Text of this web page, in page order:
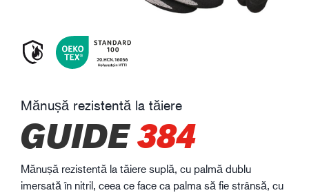
Mănușă rezistentă la tăiere
GUIDE384
Mănușă rezistentă la tăiere suplă, cu palmă dublu
imersată în nitril, ceea ce face ca palma să fie strânsă, cu